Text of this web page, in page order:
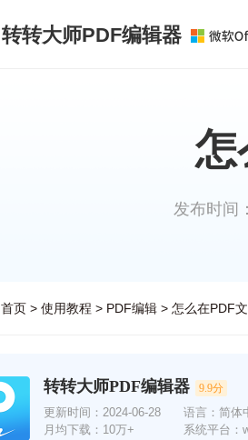
转转大师PDF编辑器
怎
发布时间
首页> 使用教程 > PDF编辑> 怎么在PDF
转转大师PDF编辑器 9.9分
更新时间： 2024-06-28
月均下载：10万+
语言：简体
系统平台：